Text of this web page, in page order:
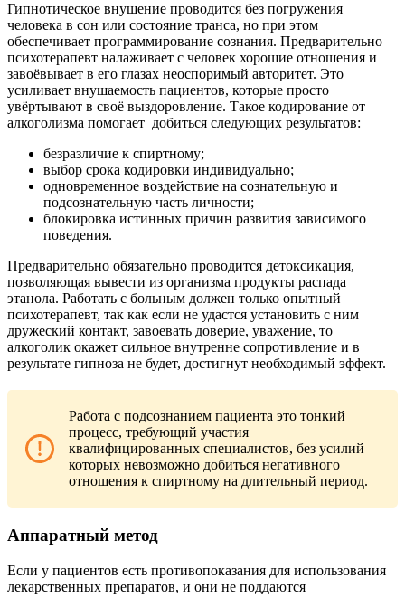
Гипнотическое внушение проводится без погружения
человека в сон или состояние транса, но при этом
обеспечивает программирование сознания. Предварительно
психотерапевт налаживает с человек хорошие отношения и
завоёвывает в его глазах неоспоримый авторитет. Это
усиливает внушаемость пациентов, которые просто
увёртывают в своё выздоровление. Такое кодирование от
алкоголизма помогает добиться следующих результатов:
безразличие к спиртному;
выбор срока кодировки индивидуально;
одновременное воздействие на сознательную и
подсознательную часть личности;
блокировка истинных причин развития зависимого
поведения.
Предварительно обязательно проводится детоксикация,
позволяющая вывести из организма продукты распада
этанола. Работать с больным должен только опытный
психотерапевт, так как если не удастся установить с ним
дружеский контакт, завоевать доверие, уважение, то
алкоголик окажет сильное внутренне сопротивление и в
результате гипноза не будет, достигнут необходимый эффект.
Работа с подсознанием пациента это тонкий
процесс, требующий участия
квалифицированных специалистов, без усилий
которых невозможно добиться негативного
отношения к спиртному на длительный период.
Аппаратный метод
Если у пациентов есть противопоказания для использования
лекарственных препаратов, и они не поддаются